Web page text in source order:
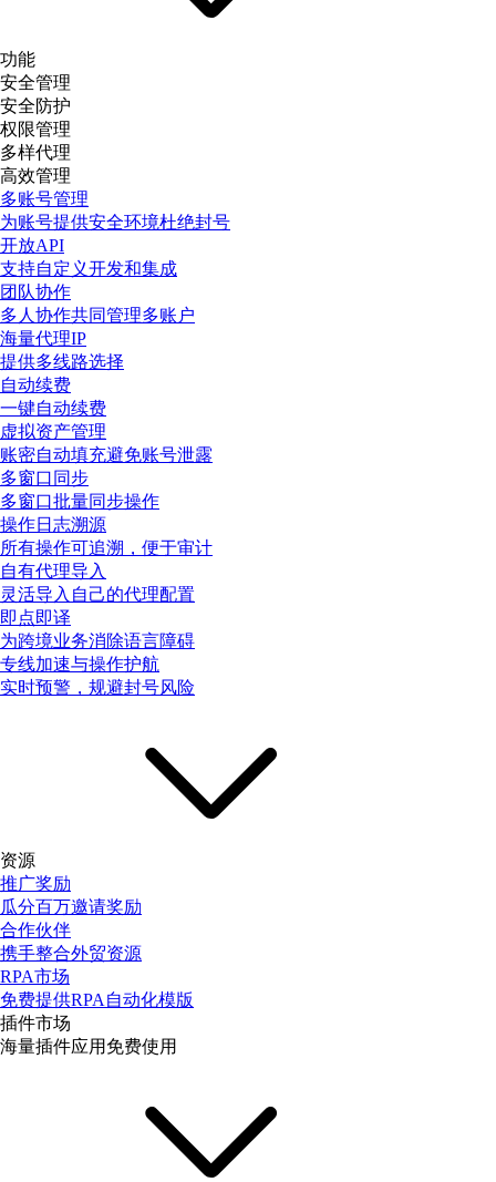
功能
安全管理
安全防护
权限管理
多样代理
高效管理
多账号管理
为账号提供安全环境杜绝封号
开放API
支持自定义开发和集成
团队协作
多人协作共同管理多账户
海量代理IP
提供多线路选择
自动续费
一键自动续费
虚拟资产管理
账密自动填充避免账号泄露
多窗口同步
多窗口批量同步操作
操作日志溯源
所有操作可追溯，便于审计
自有代理导入
灵活导入自己的代理配置
即点即译
为跨境业务消除语言障碍
专线加速与操作护航
实时预警，规避封号风险
资源
推广奖励
瓜分百万邀请奖励
合作伙伴
携手整合外贸资源
RPA市场
免费提供RPA自动化模版
插件市场
海量插件应用免费使用